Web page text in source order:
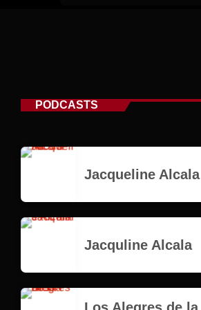
PODCASTS
Jacqueline Alcala
Jacquline Alcala